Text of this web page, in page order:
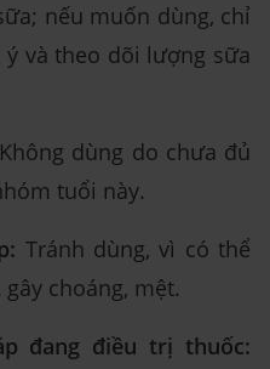
nếu muốn dùng, chỉ
và theo dõi lượng sữa
Không dùng do chưa đủ
tuổi này.
Tránh dùng, vì có thể
choáng, mệt.
đang điều trị thuốc: